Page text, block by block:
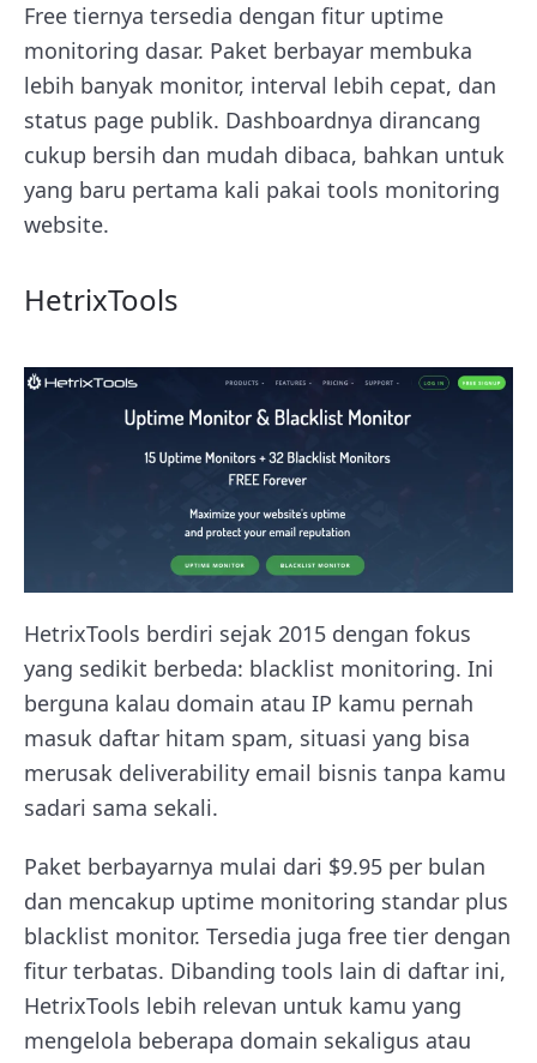
Free tiernya tersedia dengan fitur uptime
monitoring dasar. Paket berbayar membuka
lebih banyak monitor, interval lebih cepat, dan
status page publik. Dashboardnya dirancang
cukup bersih dan mudah dibaca, bahkan untuk
yang baru pertama kali pakai tools monitoring
website.
HetrixTools
HetrixTools berdiri sejak 2015 dengan fokus
yang sedikit berbeda: blacklist monitoring. Ini
berguna kalau domain atau IP kamu pernah
masuk daftar hitam spam, situasi yang bisa
merusak deliverability email bisnis tanpa kamu
sadari sama sekali.
Paket berbayarnya mulai dari $9.95 per bulan
dan mencakup uptime monitoring standar plus
blacklist monitor. Tersedia juga free tier dengan
fitur terbatas. Dibanding tools lain di daftar ini,
HetrixTools lebih relevan untuk kamu yang
mengelola beberapa domain sekaligus atau